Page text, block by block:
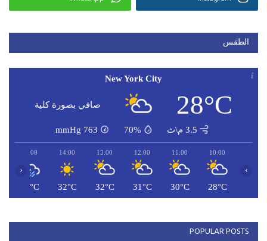
الطقس
New York City
28°C صافي بصورة كلية
3.5 م\ث 70%
763
mmHg
10:00
28°C
11:00
30°C
12:00
31°C
13:00
32°C
14:00
32°C
15:00
33°C
‹ ›
POPULAR POSTS